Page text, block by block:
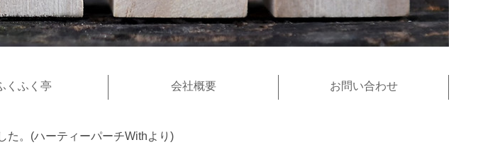
くふく亭 会社概要 お問い合わせ
た。(ハーティーパーチWithより)